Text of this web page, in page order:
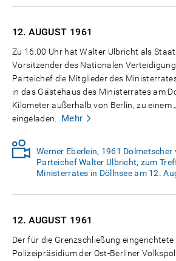
12. AUGUST 1961
Zu 16.00 Uhr hat Walter Ulbricht als
Vorsitzender des Nationalen
Parteichef die Mitglieder des
in das Gästehaus des Ministerrates am
Kilometer außerhalb von Berlin, zu einem
eingeladen.
Mehr
Werner Eberlein, 1961 Dolmetscher
Parteichef Walter Ulbricht, zum
Ministerrates in Döllnsee am 12.
12. AUGUST 1961
Der für die Grenzschließung
Polizeipräsidium der Ost-Berliner